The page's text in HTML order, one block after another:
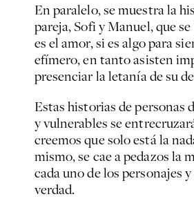
En paralelo, se muestra la
pareja, Sofi y Manuel, que
es el amor, si es algo para
efímero, en tanto asisten
presenciar la letanía de su
Estas historias de personas
y vulnerables se
creemos que solo está la
mismo, se cae a pedazos la
cada uno de los personajes
verdad.